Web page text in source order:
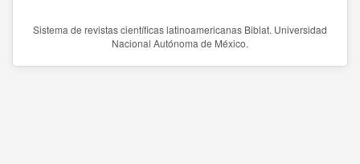
Sistema de revistas científicas latinoamericanas Biblat. Universidad
Nacional Autónoma de México.